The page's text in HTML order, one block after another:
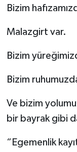
Bizim
Malazgirt var.
Bizim
Bizim
Ve bizim
bir bayrak gibi
“Egemenlik